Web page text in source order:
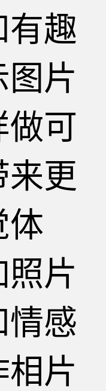
有趣
图片
做可
来更
体
片
情感
片